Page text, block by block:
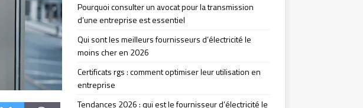
Pourquoi consulter un avocat pour la transmission
d’une entreprise est essentiel
Qui sont les meilleurs fournisseurs d’électricité le
moins cher en 2026
Certificats rgs : comment optimiser leur utilisation en
entreprise
Tendances 2026 : qui est le fournisseur d’électricité le